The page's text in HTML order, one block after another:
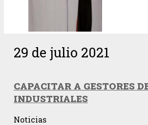
29 de julio 2021
CAPACITAR A GESTORES
INDUSTRIALES
Noticias